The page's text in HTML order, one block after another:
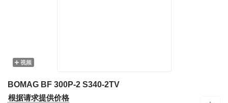
视频
BOMAG BF 300P-2 S340-2TV
根据请求提供价格